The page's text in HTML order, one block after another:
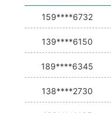
159****6732
139****6150
189****6345
138****2730